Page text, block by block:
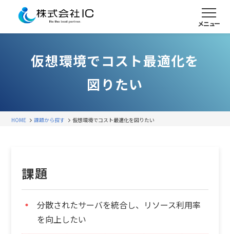
メニュー
仮想環境でコスト最適化を
図りたい
HOME 課題から探す 仮想環境でコスト最適化を図りたい
課題
分散されたサーバを統合し、リソース利用率
を向上したい